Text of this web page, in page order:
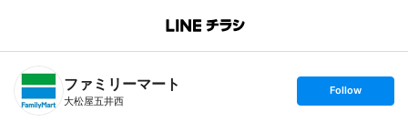
B
n
T
ファミリーマート
大松屋五井西
s
t
Follow